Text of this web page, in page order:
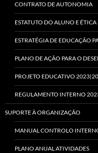
CONTRATO DE AUTONOMIA
ESTATUTO DO ALUNO E ÉTICA
ESTRATÉGIA DE EDUCAÇÃO
PLANO DE AÇÃO PARA O
PROJETO EDUCATIVO
REGULAMENTO INTERNO
SUPORTE À ORGANIZAÇÃO
MANUAL CONTROLO
PLANO ANUAL ATIVIDADES